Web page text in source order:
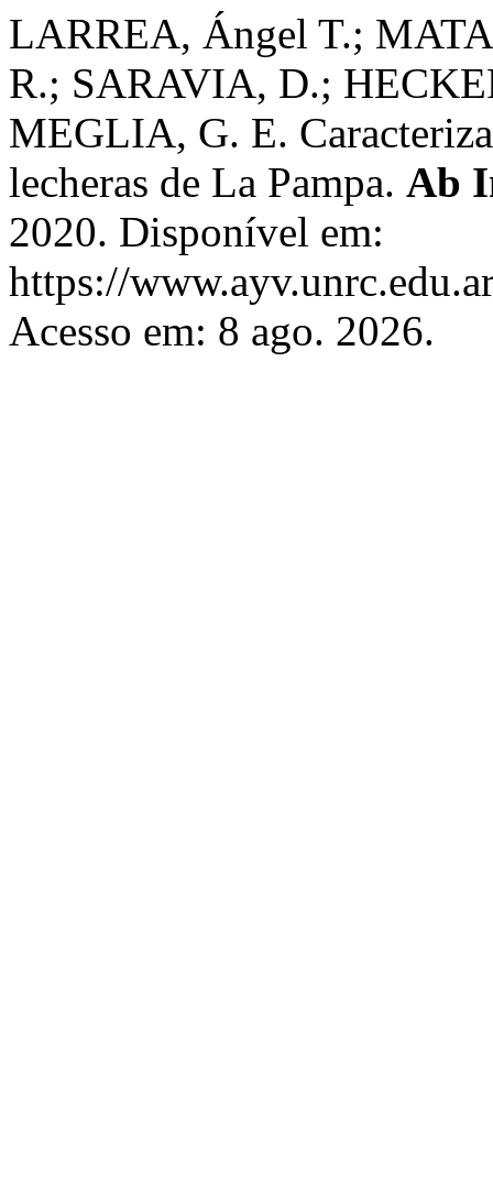
LARREA, Ángel T.;
R.; SARAVIA, D.;
MEGLIA, G. E.
lecheras de La Pampa. Ab
2020. Disponível em:
https://
Acesso em: 8 ago. 2026.